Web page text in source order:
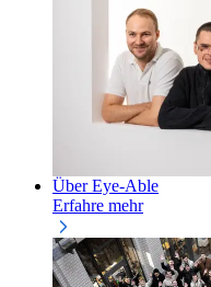
Über Eye-Able
Erfahre mehr